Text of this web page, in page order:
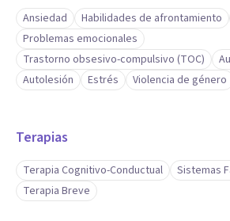
Ansiedad Habilidades de afrontamiento
Problemas emocionales
Trastorno obsesivo-compulsivo (TOC)
Autolesión
Estrés Violencia de género
Terapias
Terapia Cognitivo-Conductual
Sistemas
Terapia Breve